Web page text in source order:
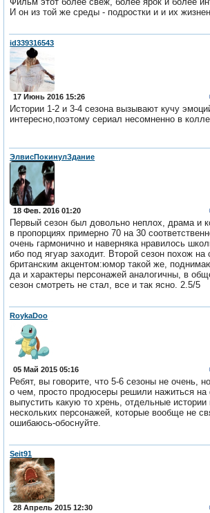
И он из той же среды - подростки и и их
id339316543
17 Июнь 2016 15:26
Истории 1-2 и 3-4 сезона вызывают кучу
интересно,поэтому сериал несомненно в
ЭлвисПокинулЗдание
18 Фев. 2016 01:20
Первый сезон был довольно неплох, драма и
в пропорциях примерно 70 на 30
очень гармонично и наверняка нравилось
ибо под ягуар заходит. Второй сезон похож на
британским акцентом:юмор такой же,
да и характеры персонажей аналогичны, в
сезон смотреть не стал, все и так ясно. 2.5/5
RoykaDoo
05 Май 2015 05:16
Ребят, вы говорите, что 5-6 сезоны не очень,
о чем, просто продюсеры решили нажиться на
выпустить какую то хрень, отдельные истории
нескольких персонажей, которые вообще не
ошибаюсь-обоснуйте.
Seit91
28 Апрель 2015 12:30